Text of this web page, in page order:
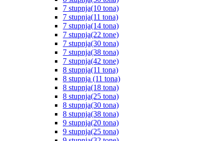
7 stupnja(10 tona)
7 stupnja(11 tona)
7 stupnja(14 tona)
7 stupnja(22 tone)
7 stupnja(30 tona)
7 stupnja(38 tona)
7 stupnja(42 tone)
8 stupnja(11 tona)
8 stupnja (11 tona)
8 stupnja(18 tona)
8 stupnja(25 tona)
8 stupnja(30 tona)
8 stupnja(38 tona)
9 stupnja(20 tona)
9 stupnja(25 tona)